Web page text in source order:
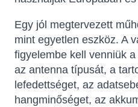
Egy jól megtervezett
mint egyetlen eszköz. A
figyelembe kell venniük
az antenna típusát, a
lefedettséget, az
hangminőséget, az